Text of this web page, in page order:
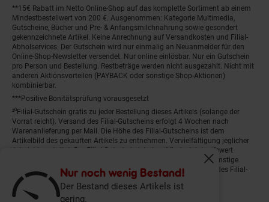
Nur noch wenig Bestand!
Der Bestand dieses Artikels ist
gering.
Fenster
**15€ Rabatt im Netto Online-Shop auf das komplette Sortiment ab einem
Mindestbestellwert von 200 €. Ausgenommen: Kategorie Multimedia,
Gutscheine, Bücher und Pre- & Anfangsmilchnahrung sowie gesondert
gekennzeichnete Artikel. Keine Anrechnung auf Versandkosten und Filial-
Abholservices. Der Gutschein wird nur einmalig an Neuanmelder für den
Online-Shop-Newsletter versendet. Nur online einlösbar. Nur ein Gutschein
pro Person und Bestellung. Restbeträge werden nicht ausgezahlt. Nicht mit
anderen Aktionsvorteilen (PAYBACK oder sonstige Shop-Aktionen)
kombinierbar.
***Positive Bonitätsprüfung vorausgesetzt
²⁰Filial-Gutschein gratis zu jeder Bestellung dieses Artikels (solange der
Vorrat reicht). Versand des Filial-Gutscheins erfolgt 4 Wochen nach
Warenanlieferung per Mail. Die Höhe des Filial-Gutscheins ist dem
Artikelbild des gekauften Artikels zu entnehmen. Vervielfältigung jeglicher
Art nicht gestattet. Der Filial-Gutschein ist ohne Mindesteinkaufswert
einlösbar. Nicht mit anderen Aktionsvorteilen (PAYBACK oder sonstige
Shop-Aktionen) kombinierbar. Der jeweilige Gültigkeitszeitraum des Filial-
Gutscheins ist darauf vermerkt.